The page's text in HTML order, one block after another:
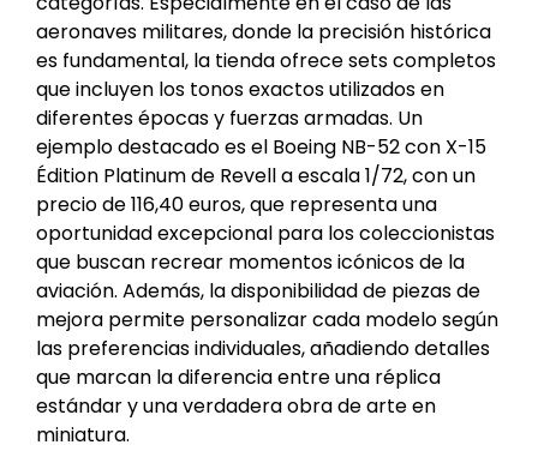
aeronaves militares, donde la precisión histórica
es fundamental, la tienda ofrece sets completos
que incluyen los tonos exactos utilizados en
diferentes épocas y fuerzas armadas. Un
ejemplo destacado es el Boeing NB-52 con X-15
Édition Platinum de Revell a escala 1/72, con un
precio de 116,40 euros, que representa una
oportunidad excepcional para los coleccionistas
que buscan recrear momentos icónicos de la
aviación. Además, la disponibilidad de piezas de
mejora permite personalizar cada modelo según
las preferencias individuales, añadiendo detalles
que marcan la diferencia entre una réplica
estándar y una verdadera obra de arte en
miniatura.